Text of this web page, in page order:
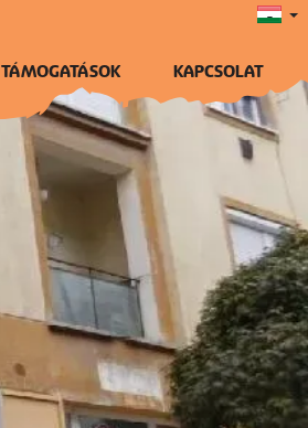
TÁMOGATÁSOK KAPCSOLAT